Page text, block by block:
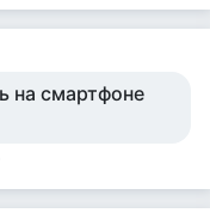
на смартфоне